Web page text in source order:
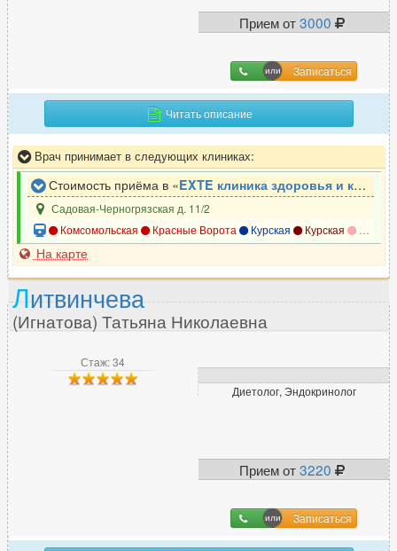
525
Онколог 472
Ортопед 640
Остеопат
П
Паразитолог
Педиатр 484
Пластический хирург 343
Подолог
Профпатолог
635
399
Прием от3000
Записаться
Читать описание
Врач принимает в следующих клиниках:
Стоимость приёма в «EXTE клиника здоровья и красоты
Садовая-Черногрязская д. 11/2
Комсомольская
Красные Ворота Курская Курская
На карте
Стаж: 34
Диетолог, Эндокринолог
Прием от3220
Записаться
Литвинчева
(Игнатова) Татьяна Николаевна